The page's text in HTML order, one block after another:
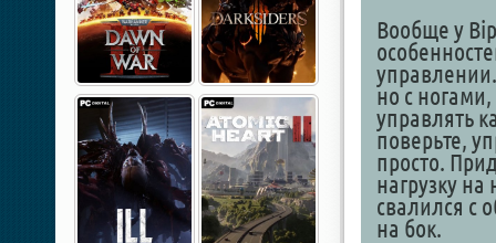
Вообще у
но с
управлять
поверьте,
просто.
нагрузку
свалился с
на бок.